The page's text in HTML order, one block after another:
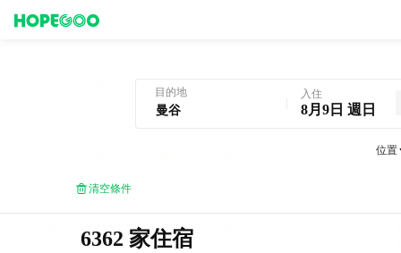
目的地 入住
8月9日 週日
位置
清空條件
6362 家住宿